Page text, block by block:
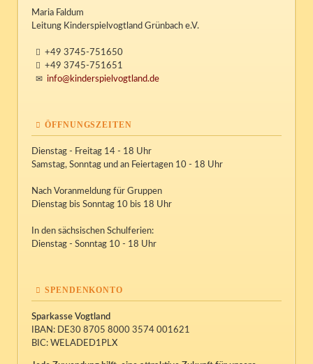
Maria Faldum
Leitung Kinderspielvogtland Grünbach e.V.
+49 3745-751650
+49 3745-751651
info@kinderspielvogtland.de
ÖFFNUNGSZEITEN
Dienstag - Freitag 14 - 18 Uhr
Samstag, Sonntag und an Feiertagen 10 - 18 Uhr
Nach Voranmeldung für Gruppen
Dienstag bis Sonntag 10 bis 18 Uhr
In den sächsischen Schulferien:
Dienstag - Sonntag 10 - 18 Uhr
SPENDENKONTO
Sparkasse Vogtland
IBAN: DE30 8705 8000 3574 001621
BIC: WELADED1PLX